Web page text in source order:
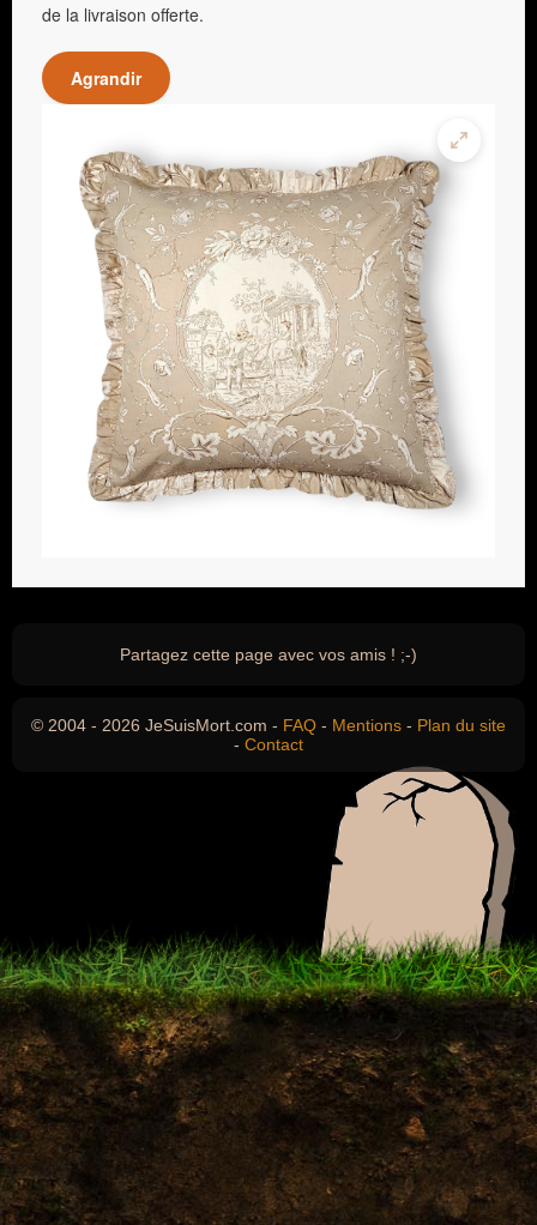
de la livraison offerte.
Agrandir
Partagez cette page avec vos amis ! ;-)
© 2004 - 2026 JeSuisMort.com - FAQ - Mentions - Plan du site
- Contact